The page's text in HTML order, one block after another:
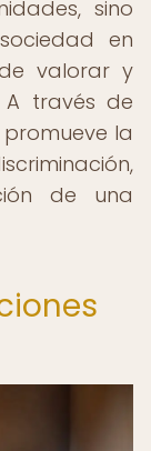
sino
en
valorar y
A través de
la
de una